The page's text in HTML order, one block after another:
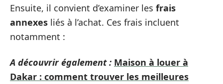
Ensuite, il convient d’examiner les frais
annexes liés à l’achat. Ces frais incluent
notamment :
A découvrir également : Maison à louer à
Dakar : comment trouver les meilleures